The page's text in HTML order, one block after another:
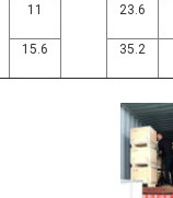
23.6
11
35.2
15.6